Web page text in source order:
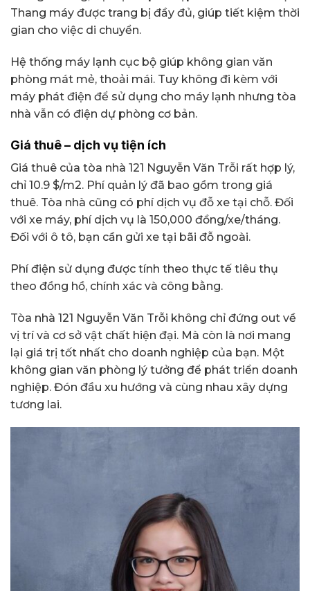
Thang máy được trang bị đầy đủ, giúp tiết kiệm thời
gian cho việc di chuyển.
Hệ thống máy lạnh cục bộ giúp không gian văn
phòng mát mẻ, thoải mái. Tuy không đi kèm với
máy phát điện để sử dụng cho máy lạnh nhưng tòa
nhà vẫn có điện dự phòng cơ bản.
Giá thuê – dịch vụ tiện ích
Giá thuê của tòa nhà 121 Nguyễn Văn Trỗi rất hợp lý,
chỉ 10.9 $/m2. Phí quản lý đã bao gồm trong giá
thuê. Tòa nhà cũng có phí dịch vụ đỗ xe tại chỗ. Đối
với xe máy, phí dịch vụ là 150,000 đồng/xe/tháng.
Đối với ô tô, bạn cần gửi xe tại bãi đỗ ngoài.
Phí điện sử dụng được tính theo thực tế tiêu thụ
theo đồng hồ, chính xác và công bằng.
Tòa nhà 121 Nguyễn Văn Trỗi không chỉ đứng out về
vị trí và cơ sở vật chất hiện đại. Mà còn là nơi mang
lại giá trị tốt nhất cho doanh nghiệp của bạn. Một
không gian văn phòng lý tưởng để phát triển doanh
nghiệp. Đón đầu xu hướng và cùng nhau xây dựng
tương lai.